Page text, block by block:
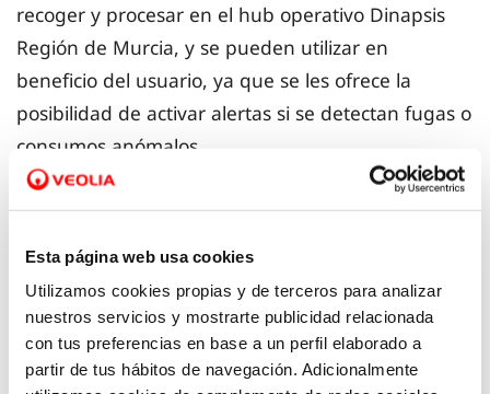
Esta página web usa cookies
Utilizamos cookies propias y de terceros para analizar
nuestros servicios y mostrarte publicidad relacionada
con tus preferencias en base a un perfil elaborado a
partir de tus hábitos de navegación. Adicionalmente
recoger y procesar en el hub operativo Dinapsis
Región de Murcia, y se pueden utilizar en
beneficio del usuario, ya que se les ofrece la
posibilidad de activar alertas si se detectan fugas o
consumos anómalos.
Los técnicos de la empresa concesionaria del ciclo
integral del agua en Cartagena, a través de la
contadores de telelectura) ya están instalando
estos dispositivos que, como principal novedad,
usan la tecnología narrowband, un sistema que